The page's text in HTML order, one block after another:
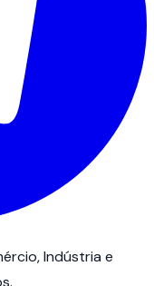
Indústria e